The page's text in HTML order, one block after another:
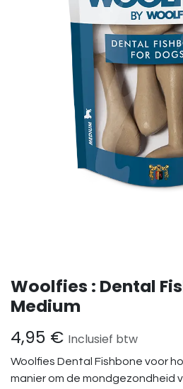
Woolfies : Dental
Medium
4,95 € Inclusief btw
Woolfies Dental Fishbone voor
manier om de mondgezondheid